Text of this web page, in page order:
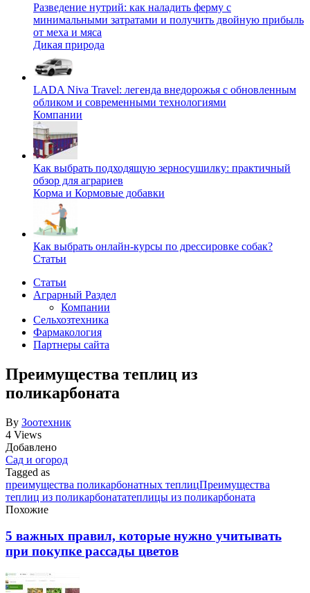
Разведение нутрий: как наладить ферму с
минимальными затратами и получить двойную прибыль
от меха и мяса
Дикая природа
LADA Niva Travel: легенда внедорожья с обновленным
обликом и современными технологиями
Компании
Как выбрать подходящую зерносушилку: практичный
обзор для аграриев
Корма и Кормовые добавки
Как выбрать онлайн-курсы по дрессировке собак?
Статьи
Статьи
Аграрный Раздел
Компании
Сельхозтехника
Фармакология
Партнеры сайта
Преимущества теплиц из
поликарбоната
By Зоотехник
4 Views
Добавлено
Сад и огород
Tagged as
преимущества поликарбонатных теплицПреимущества
теплиц из поликарбонататеплицы из поликарбоната
Похожие
5 важных правил, которые нужно учитывать
при покупке рассады цветов